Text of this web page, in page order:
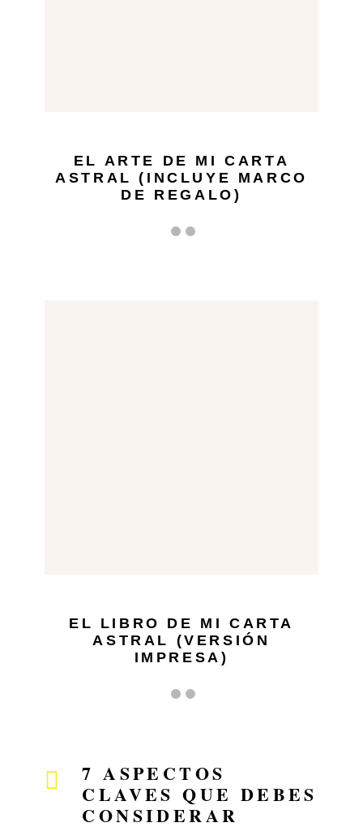
EL ARTE DE MI CARTA
ASTRAL (INCLUYE MARCO
DE REGALO)
EL LIBRO DE MI CARTA
ASTRAL (VERSIÓN
IMPRESA)
7 ASPECTOS
CLAVES QUE DEBES
CONSIDERAR